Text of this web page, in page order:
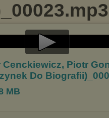
Play
Video
Cenckiewicz, Piotr
Do
MB